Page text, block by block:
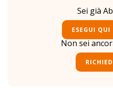
Sei già
ESEGUI QUI
Non sei